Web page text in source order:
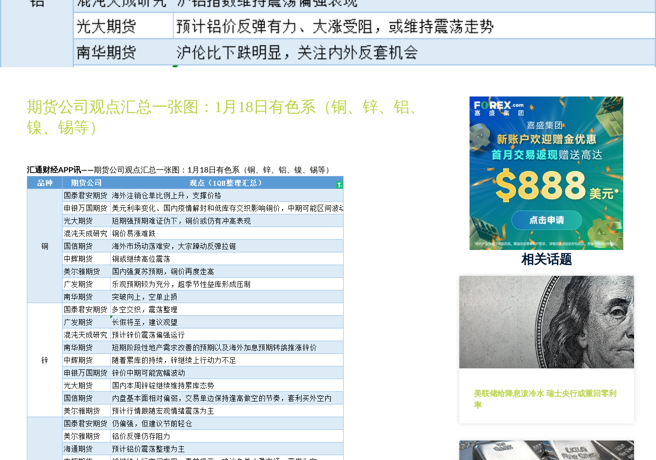
期货公司观点汇总一张图：1月18日有色系（铜、锌、铝、
镍、锡等）
汇通财经APP讯——期货公司观点汇总一张图：1月18日有色系（铜、锌、铝、镍、锡等）
相关话题
美联储给降息泼冷水 瑞士央行或重回零利
率